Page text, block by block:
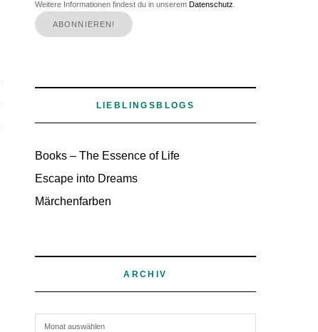
Weitere Informationen findest du in unserem Datenschutz
LIEBLINGSBLOGS
Books – The Essence of Life
Escape into Dreams
Märchenfarben
ARCHIV